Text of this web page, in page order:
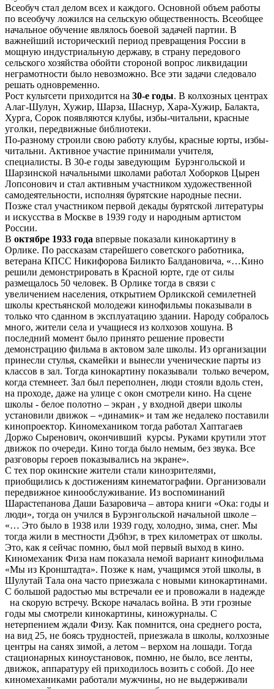
Всеобуч стал делом всех и каждого. Основной объем работы
по всеобучу ложился на сельскую общественность. Всеобщее
начальное обучение являлось боевой задачей партии. В
важнейший исторический период превращения России в
мощную индустриальную державу, в страну передового
сельского хозяйства обойти стороной вопрос ликвидации
неграмотности было невозможно. Все эти задачи следовало
решать одновременно.
Рост культсети приходится на 30-е годы. В колхозных центрах
Алаг-Шулун, Хужир, Шарза, Шаснур, Хара-Хужир, Балакта,
Хурга, Сорок появляются клубы, избы-читальни, красные
уголки, передвижные библиотеки.
По-разному строили свою работу клубы, красные юрты, избы-
читальни. Активное участие принимали учителя,
специалисты. В 30-е годы заведующим Бурэнгольской и
Шарзинской начальными школами работал Хоборков Цырен
Лопсонович и стал активным участником художественной
самодеятельности, исполняя бурятские народные песни.
Позже стал участником первой декады бурятской литературы
и искусства в Москве в 1939 году и народным артистом
России.
В октябре 1933 года впервые показали кинокартину в
Орлике. По рассказам старейшего советского работника,
ветерана КПСС Никифорова Биликто Балдановича, «…Кино
решили демонстрировать в Красной юрте, где от силы
размещалось 50 человек. В Орлике тогда в связи с
увеличением населения, открытием Орликской семилетней
школы крестьянской молодежи кинофильмы показывали в
только что сданном в эксплуатацию здании. Народу собралось
много, жители села и учащиеся из колхозов хошуна. В
последний момент было принято решение провести
демонстрацию фильма в актовом зале школы. Из организации
принесли стулья, скамейки и вынесли ученические парты из
классов в зал. Тогда кинокартину показывали только вечером,
когда стемнеет. Зал был переполнен, люди стояли вдоль стен,
на проходе, даже на улице с окон смотрели кино. На сцене
школы - белое полотно – экран , у входной двери школы
установили движок – «динамик» и там же недалеко поставили
кинопроектор. Киномехаником тогда работал Хаптагаев
Доржо Сыренович, окончивший курсы. Руками крутили этот
движок по очереди. Кино тогда было немым, без звука. Все
разговоры героев показывались на экране».
С тех пор окинские жители стали кинозрителями,
приобщились к достижениям кинематографии. Организовали
передвижное кинообслуживание. Из воспоминаний
Шарастепанова Даши Базаровича – автора книги «Ока: годы и
люди», тогда он учился в Бурэнгольской начальной школе –
«… Это было в 1938 или 1939 году, холодно, зима, снег. Мы
тогда жили в местности Дэбhэг, в трех километрах от школы.
Это, как я сейчас помню, был мой первый выход в кино.
Киномеханик Физа нам показала немой вариант кинофильма
«Мы из Кронштадта». Позже к нам, учащимся этой школы, в
Шулутай Тала она часто приезжала с новыми кинокартинами.
С большой радостью мы встречали ее и провожали в надежде
на скорую встречу. Вскоре началась война. В эти грозные
годы мы смотрели кинокартины, киножурналы. С
нетерпением ждали Физу. Как помнится, она среднего роста,
на вид 25, не боясь трудностей, приезжала в школы, колхозные
центры на санях зимой, а летом – верхом на лошади. Тогда
стационарных киноустановок, помню, не было, все ленты,
движок, аппаратуру ей приходилось возить с собой. До нее
киномеханиками работали мужчины, но не выдерживали